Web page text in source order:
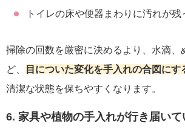
トイレの床や便器まわりに汚れが残
掃除の回数を厳密に決めるより、水滴、
ど、
目についた変化を手入れの合図にす
清潔な状態を保ちやすくなります。
6. 家具や植物の手入れが行き届いて